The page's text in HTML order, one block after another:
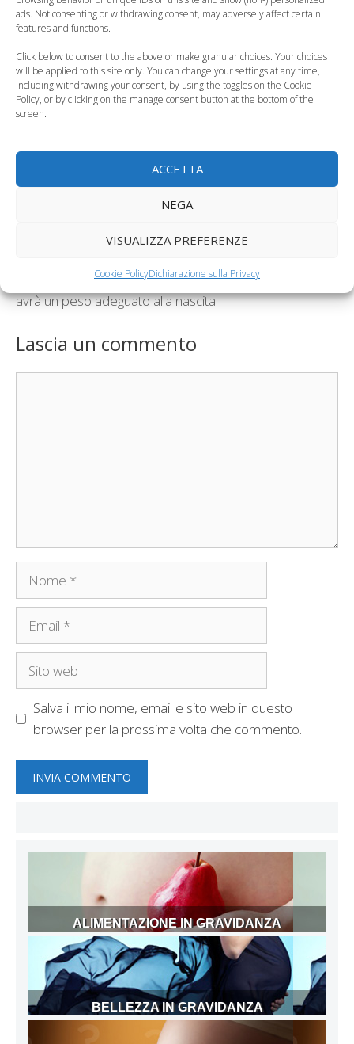
ads. Not consenting or withdrawing consent, may adversely affect certain
features and functions.
Click below to consent to the above or make granular choices. Your choices
will be applied to this site only. You can change your settings at any time,
including withdrawing your consent, by using the toggles on the Cookie
Policy, or by clicking on the manage consent button at the bottom of the
screen.
ACCETTA
NEGA
VISUALIZZA PREFERENZE
Cookie PolicyDichiarazione sulla Privacy
L'amichetto del
Primo giorno di
inserimento alla scuola materna
Dolce attesa a contatto con la natura? Il bambino
avrà un peso adeguato alla nascita
Lascia un commento
Nome
Email
Sito
Salva il mio nome, email e sito web in questo
browser per la prossima volta che commento.
ALIMENTAZIONE IN GRAVIDANZA
BELLEZZA IN GRAVIDANZA